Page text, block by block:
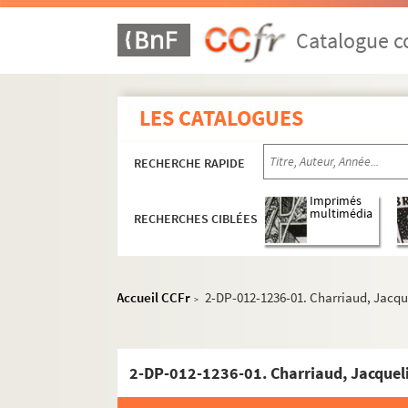
Catalogue
LES CATALOGUES
RECHERCHE RAPIDE
RECHERCHES CIBLÉES
Imprimés
multimédia
Accueil CCFr > 2-DP-012-1236-01. Charriaud,
2-DP-012-1236-01. Charriaud,